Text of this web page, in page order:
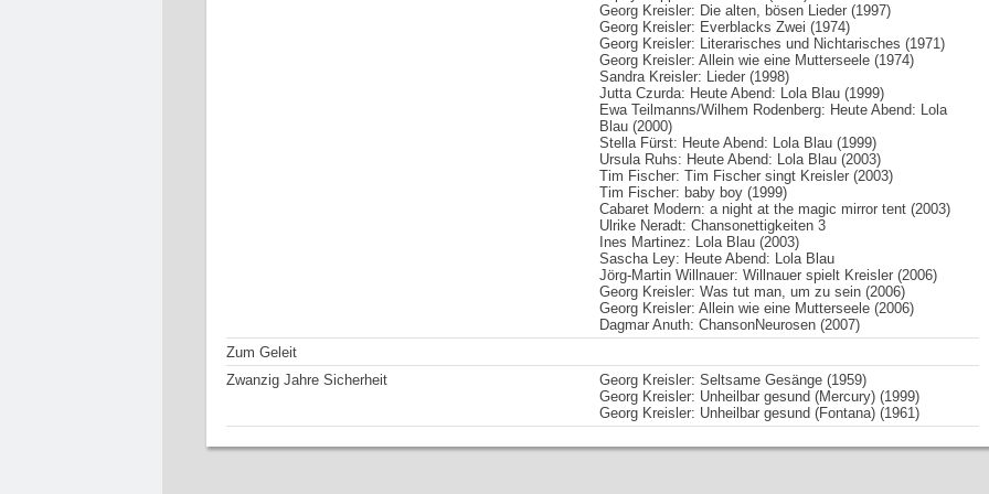
Georg Kreisler: Die alten, bösen Lieder (1997)
Georg Kreisler: Everblacks Zwei (1974)
Georg Kreisler: Literarisches und Nichtarisches (1971)
Georg Kreisler: Allein wie eine Mutterseele (1974)
Sandra Kreisler: Lieder (1998)
Jutta Czurda: Heute Abend: Lola Blau (1999)
Ewa Teilmanns/Wilhem Rodenberg: Heute Abend: Lola
Blau (2000)
Stella Fürst: Heute Abend: Lola Blau (1999)
Ursula Ruhs: Heute Abend: Lola Blau (2003)
Tim Fischer: Tim Fischer singt Kreisler (2003)
Tim Fischer: baby boy (1999)
Cabaret Modern: a night at the magic mirror tent (2003)
Ulrike Neradt: Chansonettigkeiten 3
Ines Martinez: Lola Blau (2003)
Sascha Ley: Heute Abend: Lola Blau
Jörg-Martin Willnauer: Willnauer spielt Kreisler (2006)
Georg Kreisler: Was tut man, um zu sein (2006)
Georg Kreisler: Allein wie eine Mutterseele (2006)
Dagmar Anuth: ChansonNeurosen (2007)
Zum Geleit
Zwanzig Jahre Sicherheit
Georg Kreisler: Seltsame Gesänge (1959)
Georg Kreisler: Unheilbar gesund (Mercury) (1999)
Georg Kreisler: Unheilbar gesund (Fontana) (1961)